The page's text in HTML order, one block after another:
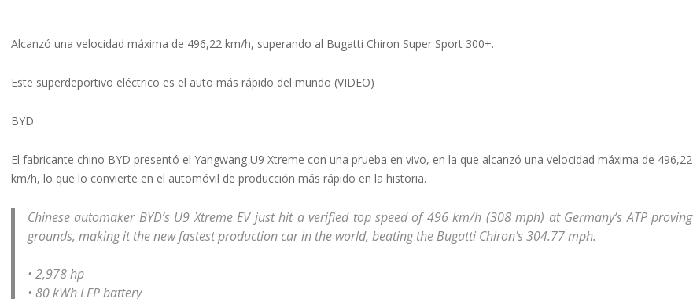
Alcanzó una velocidad máxima de 496,22 km/h, superando al Bugatti Chiron Super Sport 300+.
Este superdeportivo eléctrico es el auto más rápido del mundo (VIDEO)
BYD
El fabricante chino BYD presentó el Yangwang U9 Xtreme con una prueba en vivo, en la que alcanzó una velocidad máxima de 496,22
km/h, lo que lo convierte en el automóvil de producción más rápido en la historia.
Chinese automaker BYD’s U9 Xtreme EV just hit a verified top speed of 496 km/h (308 mph) at Germany’s ATP proving
grounds, making it the new fastest production car in the world, beating the Bugatti Chiron's 304.77 mph.
• 2,978 hp
• 80 kWh LFP battery